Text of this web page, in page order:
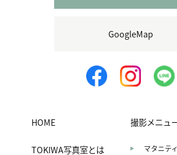
GoogleMap
HOME
TOKIWA写真室とは
撮影メニュ
マタニティ